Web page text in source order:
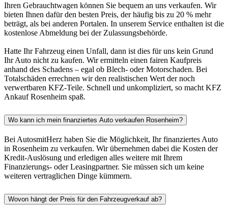
Ihren Gebrauchtwagen können Sie bequem an uns verkaufen. Wir
bieten Ihnen dafür den besten Preis, der häufig bis zu 20 % mehr
beträgt, als bei anderen Portalen. In unserem Service enthalten ist die
kostenlose Abmeldung bei der Zulassungsbehörde.
Hatte Ihr Fahrzeug einen Unfall, dann ist dies für uns kein Grund
Ihr Auto nicht zu kaufen. Wir ermitteln einen fairen Kaufpreis
anhand des Schadens – egal ob Blech- oder Motorschaden. Bei
Totalschäden errechnen wir den realistischen Wert der noch
verwertbaren KFZ-Teile. Schnell und unkompliziert, so macht KFZ
Ankauf Rosenheim spaß.
Wo kann ich mein finanziertes Auto verkaufen Rosenheim?
Bei AutosmitHerz haben Sie die Möglichkeit, Ihr finanziertes Auto
in Rosenheim zu verkaufen. Wir übernehmen dabei die Kosten der
Kredit-Auslösung und erledigen alles weitere mit Ihrem
Finanzierungs- oder Leasingpartner. Sie müssen sich um keine
weiteren vertraglichen Dinge kümmern.
Wovon hängt der Preis für den Fahrzeugverkauf ab?